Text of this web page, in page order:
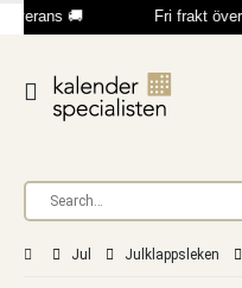
🚚 Fri frakt över
Jul Julklappsleken